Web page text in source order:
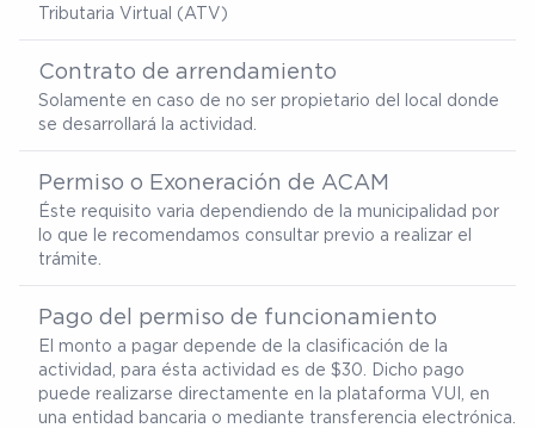
Tributaria Virtual (ATV)
Contrato de arrendamiento
Solamente en caso de no ser propietario del local donde
se desarrollará la actividad.
Permiso o Exoneración de ACAM
Éste requisito varia dependiendo de la municipalidad por
lo que le recomendamos consultar previo a realizar el
trámite.
Pago del permiso de funcionamiento
El monto a pagar depende de la clasificación de la
actividad, para ésta actividad es de $30. Dicho pago
puede realizarse directamente en la plataforma VUI, en
una entidad bancaria o mediante transferencia electrónica.